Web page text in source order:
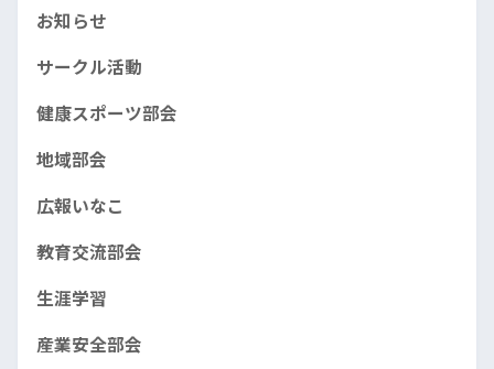
お知らせ
サークル活動
健康スポーツ部会
地域部会
広報いなこ
教育交流部会
生涯学習
産業安全部会